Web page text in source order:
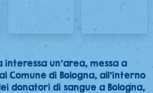
interessa un’area, messa a
Comune di Bologna, all’interno
donatori di sangue a Bologna,